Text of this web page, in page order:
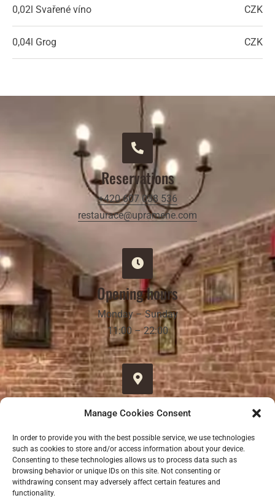
Manage Cookies Consent
In order to provide you with the best possible service, we use technologies
such as cookies to store and/or access information about your device.
Consenting to these technologies allows us to process data such as
browsing behavior or unique IDs on this site. Not consenting or
withdrawing consent may adversely affect certain features and
functionality.
0,02l Svařené víno CZK
0,04l Grog CZK
Reservations
+420 607 038 536
restaurace@upramene.com
Opening hours
Monday – Sunday
11:00 – 22:00
Address
16000, Prague 6 – Bubeneč